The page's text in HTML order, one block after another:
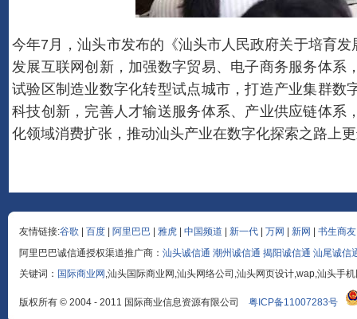
今年7月，汕头市发布的《汕头市人民政府关于培育
发展互联网创新，加强数字贸易、电子商务服务体
试验区制造业数字化转型试点城市，打造产业集群
科技创新，完善人才输送服务体系、产业供应链体
化领域消费扩张，推动汕头产业在数字化探索之路上
友情链接:谷歌 百度 阿里巴巴 雅虎 中国频道 新一代 万网 新网
书生商友
阿里巴巴诚信通授权渠道推广商： 汕头诚信通 潮州诚信通 揭阳诚信通 汕尾诚信
关键词： 国际商业网 ,汕头国际商业网,汕头网络公司,汕头网页设计,wap,汕头手
版权所有 © 2004 - 2011 国际商业信息资源有限公司 粤ICP备11007283号